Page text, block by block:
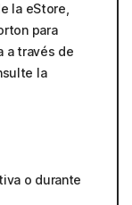
la eStore,
para
a través de
la
o durante